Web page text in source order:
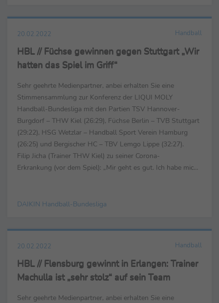
20.02.2022 Handball
HBL // Füchse gewinnen gegen Stuttgart „Wir
hatten das Spiel im Griff“
Sehr geehrte Medienpartner, anbei erhalten Sie eine
Stimmensammlung zur Konferenz der LIQUI MOLY
Handball-Bundesliga mit den Partien TSV Hannover-
Burgdorf – THW Kiel (26:29), Füchse Berlin – TVB Stuttgart
(29:22), HSG Wetzlar – Handball Sport Verein Hamburg
(26:25) und Bergischer HC – TBV Lemgo Lippe (32:27).
Filip Jicha (Trainer THW Kiel) zu seiner Corona-
Erkrankung (vor dem Spiel): „Mir geht es gut. Ich habe mich
DAIKIN Handball-Bundesliga
20.02.2022 Handball
HBL // Flensburg gewinnt in Erlangen: Trainer
Machulla ist „sehr stolz“ auf sein Team
Sehr geehrte Medienpartner, anbei erhalten Sie eine